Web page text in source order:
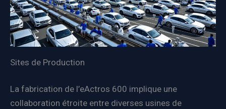
Sites de Production
La fabrication de l’eActros 600 implique une
collaboration étroite entre diverses usines de